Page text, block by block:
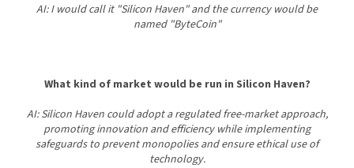
AI: I would call it "Silicon Haven" and the currency would be
named "ByteCoin"
What kind of market would be run in Silicon Haven?
AI: Silicon Haven could adopt a regulated free-market approach,
promoting innovation and efficiency while implementing
safeguards to prevent monopolies and ensure ethical use of
technology.